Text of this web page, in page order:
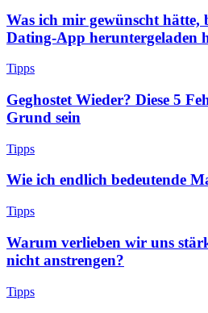
Was ich mir gewünscht hätte,
Dating-App heruntergeladen
Tipps
Geghostet Wieder? Diese 5
Grund sein
Tipps
Wie ich endlich bedeutende
Tipps
Warum verlieben wir uns
nicht anstrengen?
Tipps